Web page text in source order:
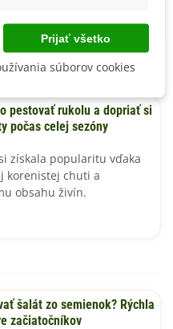
pestovať rukolu a dopriať si
počas celej sezóny
získala popularitu vďaka
korenistej chuti a
obsahu živín.
šalát zo semienok? Rýchla
začiatočníkov
Prijať všetko
súborov cookies